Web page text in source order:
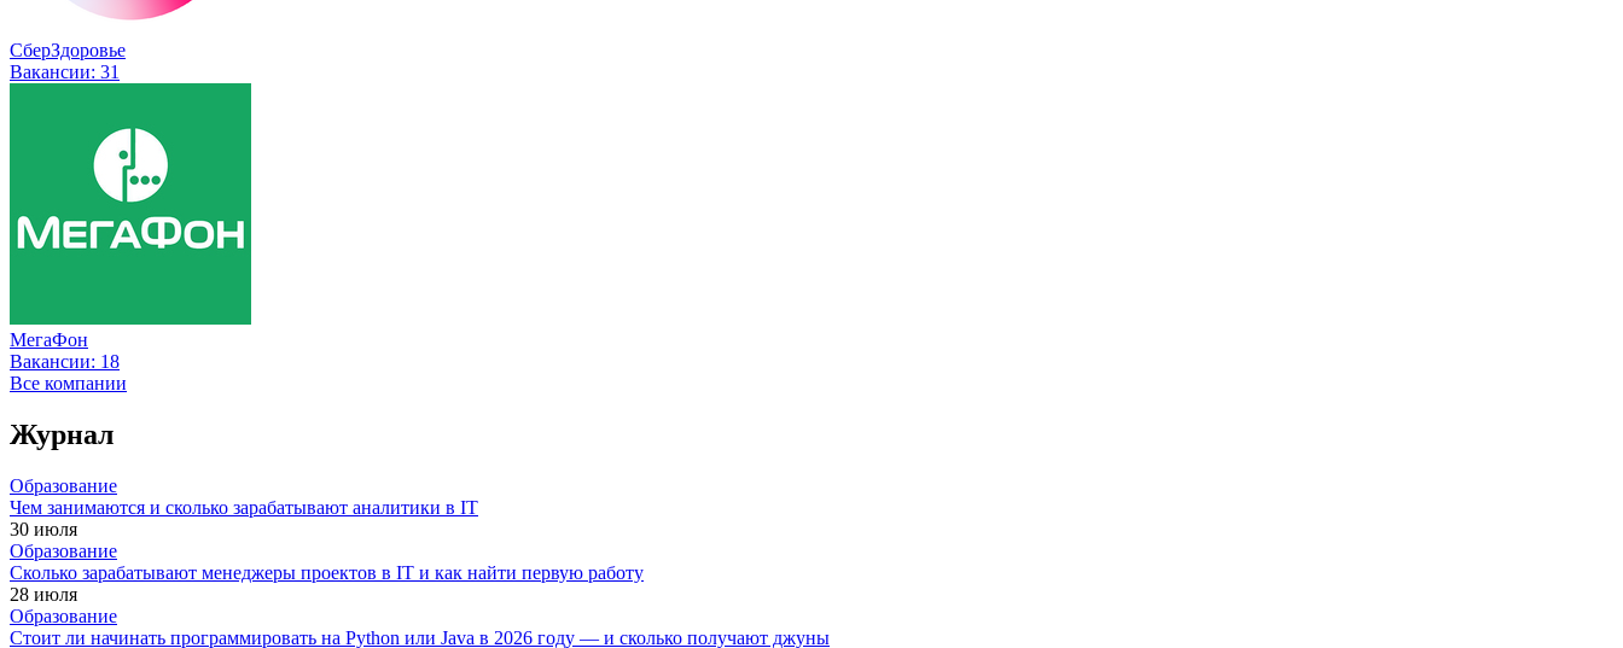
СберЗдоровье
Вакансии: 31
МегаФон
Вакансии: 18
Все компании
Журнал
Образование
Чем занимаются и сколько зарабатывают аналитики в IT
30 июля
Образование
Сколько зарабатывают менеджеры проектов в IT и как найти первую работу
28 июля
Образование
Стоит ли начинать программировать на Python или Java в 2026 году — и сколько получают джуны